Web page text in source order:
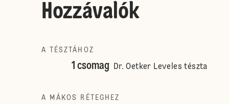
Hozzávalók
A TÉSZTÁHOZ
1 csomag Dr. Oetker Leveles tészta
A MÁKOS RÉTEGHEZ